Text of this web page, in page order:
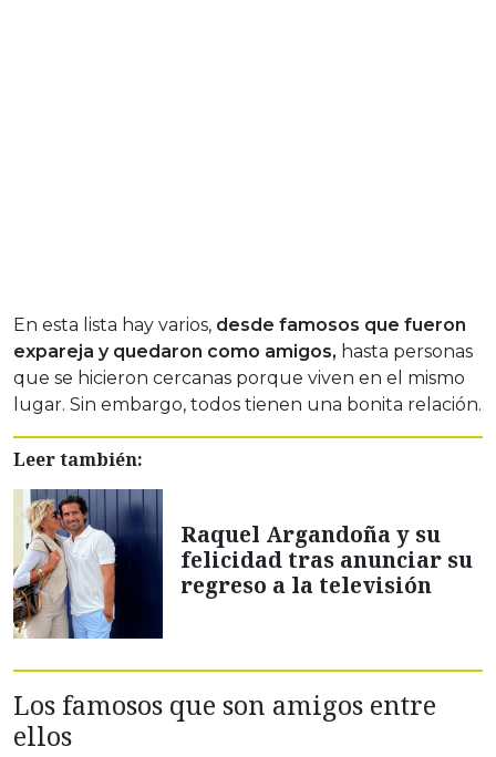
En esta lista hay varios, desde famosos que fueron
expareja y quedaron como amigos, hasta personas
que se hicieron cercanas porque viven en el mismo
lugar. Sin embargo, todos tienen una bonita relación.
Leer también:
Raquel Argandoña y su
felicidad tras anunciar su
regreso a la televisión
Los famosos que son amigos entre
ellos